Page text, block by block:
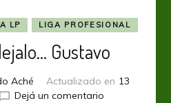
LP LIGA PROFESIONAL
Gustavo
Aché Actualizado en 13
Dejá un comentario